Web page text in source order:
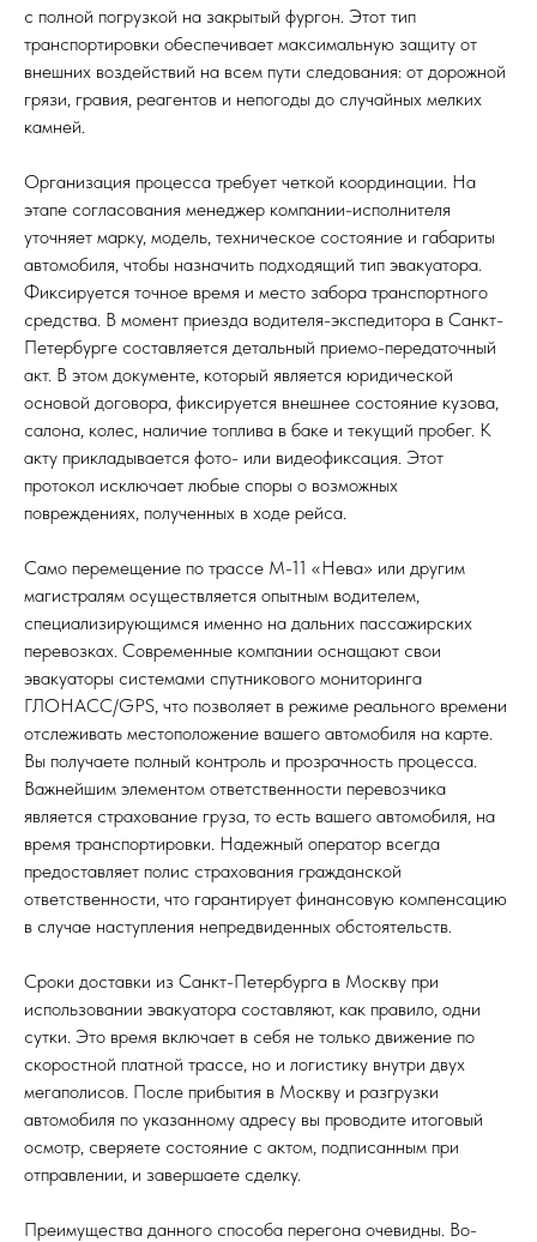
с полной погрузкой на закрытый фургон. Этот тип
транспортировки обеспечивает максимальную защиту от
внешних воздействий на всем пути следования: от дорожной
грязи, гравия, реагентов и непогоды до случайных мелких
камней.
Организация процесса требует четкой координации. На
этапе согласования менеджер компании-исполнителя
уточняет марку, модель, техническое состояние и габариты
автомобиля, чтобы назначить подходящий тип эвакуатора.
Фиксируется точное время и место забора транспортного
средства. В момент приезда водителя-экспедитора в Санкт-
Петербурге составляется детальный приемо-передаточный
акт. В этом документе, который является юридической
основой договора, фиксируется внешнее состояние кузова,
салона, колес, наличие топлива в баке и текущий пробег. К
акту прикладывается фото- или видеофиксация. Этот
протокол исключает любые споры о возможных
повреждениях, полученных в ходе рейса.
Само перемещение по трассе М-11 «Нева» или другим
магистралям осуществляется опытным водителем,
специализирующимся именно на дальних пассажирских
перевозках. Современные компании оснащают свои
эвакуаторы системами спутникового мониторинга
ГЛОНАСС/GPS, что позволяет в режиме реального времени
отслеживать местоположение вашего автомобиля на карте.
Вы получаете полный контроль и прозрачность процесса.
Важнейшим элементом ответственности перевозчика
является страхование груза, то есть вашего автомобиля, на
время транспортировки. Надежный оператор всегда
предоставляет полис страхования гражданской
ответственности, что гарантирует финансовую компенсацию
в случае наступления непредвиденных обстоятельств.
Сроки доставки из Санкт-Петербурга в Москву при
использовании эвакуатора составляют, как правило, одни
сутки. Это время включает в себя не только движение по
скоростной платной трассе, но и логистику внутри двух
мегаполисов. После прибытия в Москву и разгрузки
автомобиля по указанному адресу вы проводите итоговый
осмотр, сверяете состояние с актом, подписанным при
отправлении, и завершаете сделку.
Преимущества данного способа перегона очевидны. Во-